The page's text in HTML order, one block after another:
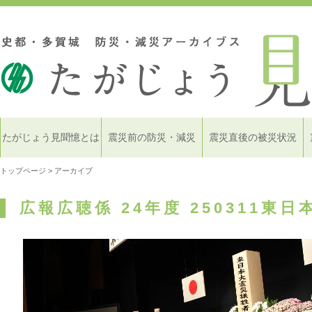
たがじょう見聞憶とは 震災前の防災・減災 震災直後の被災状況
トップページ > アーカイブ
広報広聴係 24年度 250311東日